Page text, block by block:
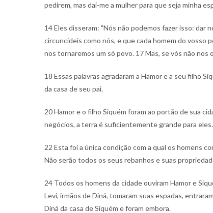
pedirem, mas dai-me a mulher para que seja minha
14 Eles disseram: "Nós não podemos fazer isso: dar
circuncideis como nós, e que cada homem do vosso
nos tornaremos um só povo. 17 Mas, se vós não nos
18 Essas palavras agradaram a Hamor e a seu filho
da casa de seu pai.
20 Hamor e o filho Siquém foram ao portão de sua
negócios, a terra é suficientemente grande para
22 Esta foi a única condição com a qual os homens
Não serão todos os seus rebanhos e suas
24 Todos os homens da cidade ouviram Hamor e
Levi, irmãos de Diná, tomaram suas espadas,
Diná da casa de Siquém e foram embora.